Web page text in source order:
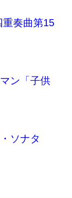
奏曲第15
ン「子供
ソナタ